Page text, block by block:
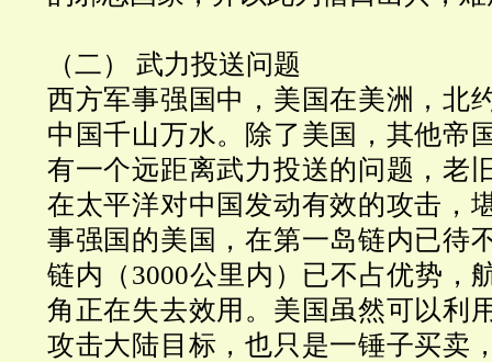
（二） 武力投送问题
西方军事强国中，美国在美洲，北
中国千山万水。除了美国，其他帝
有一个远距离武力投送的问题，老
在太平洋对中国发动有效的攻击，
事强国的美国，在第一岛链内已待
链内（3000公里内）已不占优势，
角正在失去效用。美国虽然可以利
攻击大陆目标，也只是一锤子买卖